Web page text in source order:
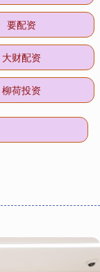
要配资
大财配资
柳荷投资